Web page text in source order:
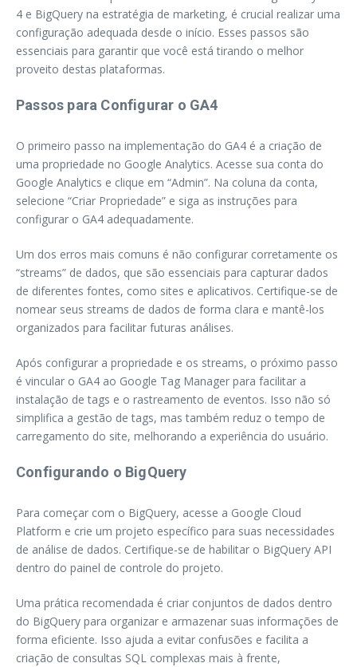
4 e BigQuery na estratégia de marketing, é crucial realizar uma
configuração adequada desde o início. Esses passos são
essenciais para garantir que você está tirando o melhor
proveito destas plataformas.
Passos para Configurar o GA4
O primeiro passo na implementação do GA4 é a criação de
uma propriedade no Google Analytics. Acesse sua conta do
Google Analytics e clique em “Admin”. Na coluna da conta,
selecione “Criar Propriedade” e siga as instruções para
configurar o GA4 adequadamente.
Um dos erros mais comuns é não configurar corretamente os
“streams” de dados, que são essenciais para capturar dados
de diferentes fontes, como sites e aplicativos. Certifique-se de
nomear seus streams de dados de forma clara e mantê-los
organizados para facilitar futuras análises.
Após configurar a propriedade e os streams, o próximo passo
é vincular o GA4 ao Google Tag Manager para facilitar a
instalação de tags e o rastreamento de eventos. Isso não só
simplifica a gestão de tags, mas também reduz o tempo de
carregamento do site, melhorando a experiência do usuário.
Configurando o BigQuery
Para começar com o BigQuery, acesse a Google Cloud
Platform e crie um projeto específico para suas necessidades
de análise de dados. Certifique-se de habilitar o BigQuery API
dentro do painel de controle do projeto.
Uma prática recomendada é criar conjuntos de dados dentro
do BigQuery para organizar e armazenar suas informações de
forma eficiente. Isso ajuda a evitar confusões e facilita a
criação de consultas SQL complexas mais à frente,